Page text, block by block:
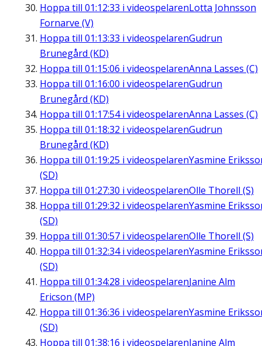
Hoppa till 01:12:33 i videospelarenLotta Johnsson
Fornarve (V)
Hoppa till 01:13:33 i videospelarenGudrun
Brunegård (KD)
Hoppa till 01:15:06 i videospelarenAnna Lasses (C)
Hoppa till 01:16:00 i videospelarenGudrun
Brunegård (KD)
Hoppa till 01:17:54i videospelarenAnna Lasses (C)
Hoppa till 01:18:32 i videospelarenGudrun
Brunegård (KD)
Hoppa till 01:19:25 i videospelarenYasmine
(SD)
Hoppa till 01:27:30 i videospelarenOlle Thorell (S)
Hoppa till 01:29:32 i videospelarenYasmine
(SD)
Hoppa till 01:30:57 i videospelarenOlle Thorell (S)
Hoppa till 01:32:34i videospelarenYasmine
(SD)
Hoppa till 01:34:28 i videospelarenJanine Alm
Ericson (MP)
Hoppa till 01:36:36 i videospelarenYasmine
(SD)
Hoppa till 01:38:16 i videospelarenJanine Alm